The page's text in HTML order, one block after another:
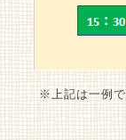
※上記は一例で